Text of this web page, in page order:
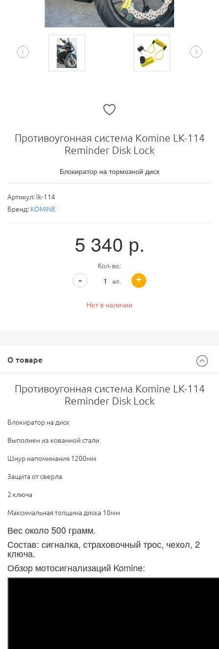
Противоугонная система Komine LK-114
Reminder Disk Lock
Блокиратор на тормозной диск
Артикул: lk-114
Бренд: KOMINE
5 340 р.
Кол-во:
шт. +
-
Нет в наличии
О товаре
Противоугонная система Komine LK-114
Reminder Disk Lock
Блокиратор на диск
Выполнен из кованной стали
Шнур напоминания 1200мм
Защита от сверла
2 ключа
Максимальная толщина диска 10мм
Вес около 500 грамм.
Состав: сигналка, страховочный трос, чехол, 2
ключа.
Обзор мотосигнализаций Komine: